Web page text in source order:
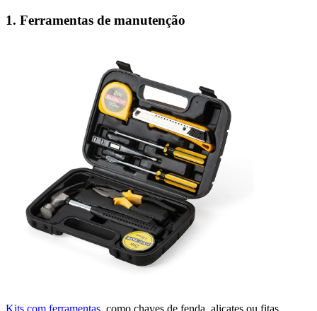
1. Ferramentas de manutenção